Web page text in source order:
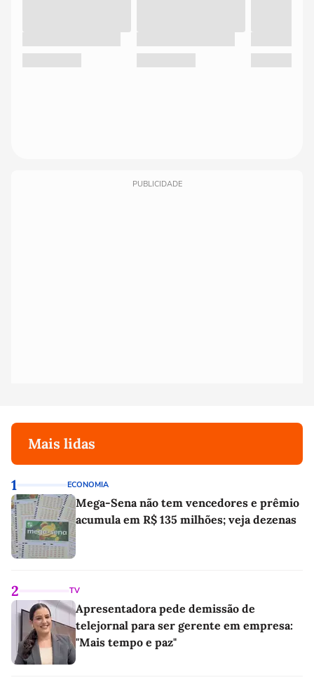
PUBLICIDADE
Mais lidas
1 ECONOMIA
Mega-Sena não tem vencedores e prêmio
acumula em R$ 135 milhões; veja dezenas
2 TV
Apresentadora pede demissão de
telejornal para ser gerente em empresa:
"Mais tempo e paz"